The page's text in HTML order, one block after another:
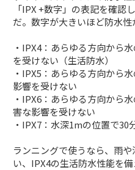
「IPX +数字」の表記を確認
だ。数字が大きいほど防水性
・IPX4：あらゆる方向から
を受けない（生活防水）
・IPX5：あらゆる方向から
影響を受けない
・IPX6：あらゆる方向から
害な影響を受けない
・IPX7：水深1mの位置で30
ランニングで使うなら、雨
い、IPX4の生活防水性能を